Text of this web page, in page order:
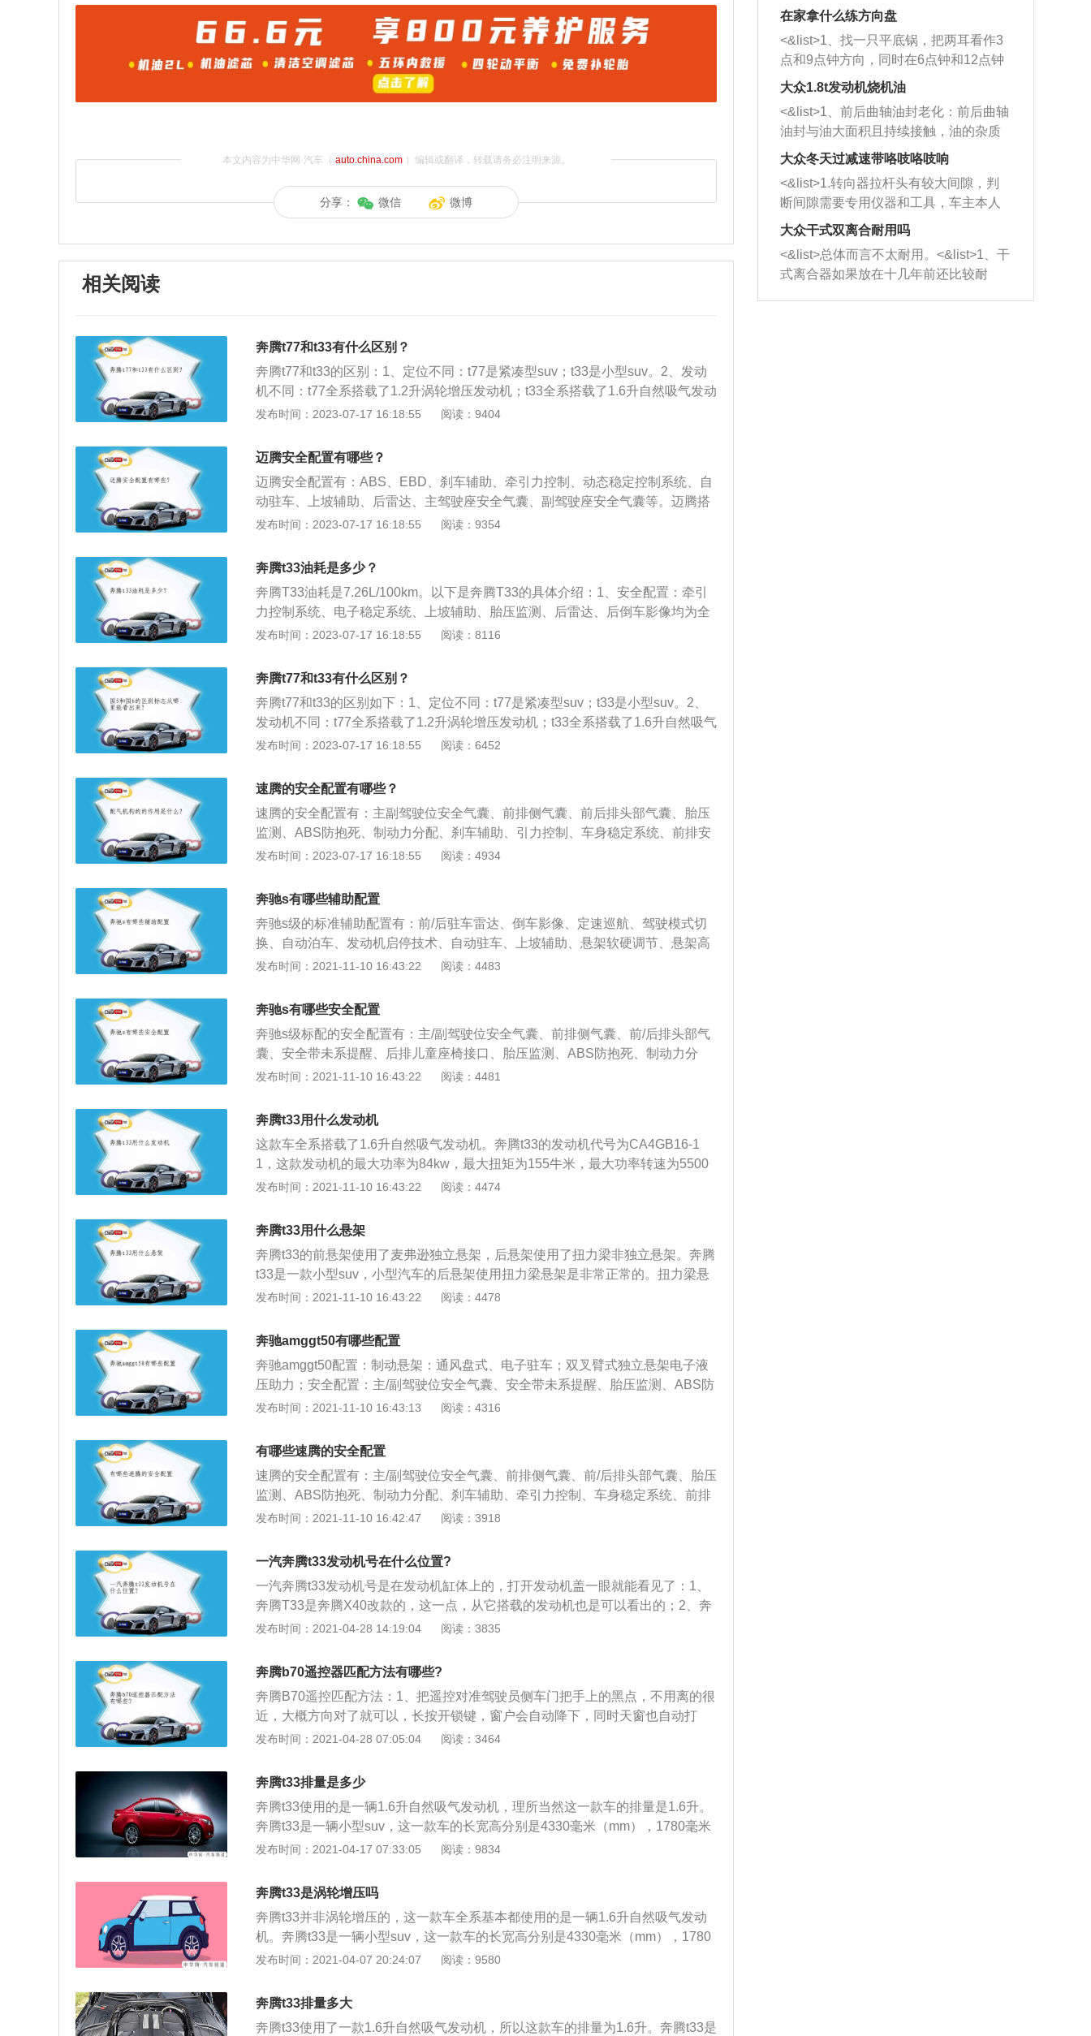
本文内容为中华网·汽车（ auto.china.com）编辑或翻译，转载请务必注明来源。
分享： 微信 微博
相关阅读
奔腾t77和t33有什么区别？
奔腾t77和t33的区别：1、定位不同：t77是紧凑型suv；t33是小型suv。2、发动
机不同：t77全系搭载了1.2升涡轮增压发动机；t33全系搭载了1.6升自然吸气发动
机。奔腾t77是新奔腾全新的产品序列“T”系列的首款车型，颠覆了奔腾以往的设
一款小型SUV，车身长宽高分别是4330mm、1780mm、1680mm，轴距是2600
发布时间：2023-07-17 16:18:55 阅读：9404
迈腾安全配置有哪些？
迈腾安全配置有：ABS、EBD、刹车辅助、牵引力控制、动态稳定控制系统、自
动驻车、上坡辅助、后雷达、主驾驶座安全气囊、副驾驶座安全气囊等。迈腾搭
载的这些安全配置是全系车型标配，在配置方面的表现非常优秀。迈腾车身百分
气囊，提升车辆的被动安全；可折叠的HUD平视显示系统，通过光线反射显示车
速、导航指示、辅助系统等各类警告信息。
发布时间：2023-07-17 16:18:55 阅读：9354
奔腾t33油耗是多少？
奔腾T33油耗是7.26L/100km。以下是奔腾T33的具体介绍：1、安全配置：牵引
力控制系统、电子稳定系统、上坡辅助、胎压监测、后雷达、后倒车影像均为全
系标配。除此以外，还有驾驶辅助方面的定速巡航、电子驻车、无钥匙启动、蓝
机，最大功率84kW（114PS），峰值扭矩155N·m，传动系统方面匹配5速手动
变速箱或爱信6速手自一体变速箱。
发布时间：2023-07-17 16:18:55 阅读：8116
奔腾t77和t33有什么区别？
奔腾t77和t33的区别如下：1、定位不同：t77是紧凑型suv；t33是小型suv。2、
发动机不同：t77全系搭载了1.2升涡轮增压发动机；t33全系搭载了1.6升自然吸气
发动机。3、车身尺寸不同：奔腾t77的车身长宽高分别是4525mm、1845mm、1
80mm，轴距为2600mm。
发布时间：2023-07-17 16:18:55 阅读：6452
速腾的安全配置有哪些？
速腾的安全配置有：主副驾驶位安全气囊、前排侧气囊、前后排头部气囊、胎压
监测、ABS防抱死、制动力分配、刹车辅助、引力控制、车身稳定系统、前排安
全带未系提醒、疲劳驾驶提示。2019款速腾的长宽高分别为4753mm、1800m
速巡航、驾驶模式切换、发动机启停、自动驻车、上坡辅助、全景天窗、发动机
电子防盗、内中控锁。
发布时间：2023-07-17 16:18:55 阅读：4934
奔驰s有哪些辅助配置
奔驰s级的标准辅助配置有：前/后驻车雷达、倒车影像、定速巡航、驾驶模式切
换、自动泊车、发动机启停技术、自动驻车、上坡辅助、悬架软硬调节、悬架高
低调节、空气悬架、可变转向比。在高配车型中，还有360度全景影像、全速自
有些国产车型，这种配置也就二十来万，为什么它会那么贵。这个问题是很好回
答的，奔驰的配件供应商和国内一些车型的供应商是一样的吗？显而易见是不一
样的。奔驰s级的驾驶体验还是非常棒的，因为有着众多辅助系统，这些辅助配置
的实用性是很强的。奔驰s级搭载2.0T和3.0T版本发动机，匹配9档手自一体变速
箱。2.0T版本发动机的最大输出功率为220千瓦，最大扭矩为400牛/米，最高时
L。3.0T版本发动机的最大输出功率为270千瓦，最大扭矩为480牛/米，最高时速
为250千米/小时，百公里加速时间为5.8秒，工信部公布的百公里综合油耗为8.3
L。
发布时间：2021-11-10 16:43:22 阅读：4483
奔驰s有哪些安全配置
奔驰s级标配的安全配置有：主/副驾驶位安全气囊、前排侧气囊、前/后排头部气
囊、安全带未系提醒、后排儿童座椅接口、胎压监测、ABS防抱死、制动力分
配、刹车辅助、牵引力控制、车身稳定控制、并线辅助、车道偏离预警系统、主
零胎压继续行驶等安全配置。对于这个价位，这个配置算是正常的配置，要不然
都对不起它的售价。奔驰s级在售车型的销售价格在84.28万到169.28万之间，价
格的跨度还是比较大的，选择性也就更强。奔驰s级在售车型的长、宽、高分别为
5259mm、1899mm、1497mm，轴距为3165mm。奔驰s级在售车型的外观设计
沿袭了家族式设计，有着强烈的豪华感和厚重感，商务气息非常重。前进气格栅
条进行装饰，散发着强烈的豪华气息。
发布时间：2021-11-10 16:43:22 阅读：4481
奔腾t33用什么发动机
这款车全系搭载了1.6升自然吸气发动机。奔腾t33的发动机代号为CA4GB16-1
1，这款发动机的最大功率为84kw，最大扭矩为155牛米，最大功率转速为5500
转每分钟，最大扭矩转速为3600转每分钟。这款发动机搭载了多点电喷技术，并
自一体变速箱。这款车的前悬架使用了麦弗逊独立悬架，后悬架使用了扭力梁非
独立悬架。奔腾t33是一款小型suv，这种小型suv的后悬架一般都会使用扭力梁非
独立悬架，因为小型suv的后面是没有足够的空间用来容纳多连杆独立悬架的。
多连杆独立悬架的结构复杂，并且这种悬架占用的空间也是很大的。奔腾t33的价
格是比较便宜的，这款车的指导价格为6.98万元到9.98万元。如果大家对这款车
车价格比较便宜，配置比较高，所以奔腾汽车的性价比还是不错的。并且奔腾汽
车的外观设计也是很好看的，suv是很多年轻消费者喜欢的车型，很多年轻消费
者在购车时首选就是suv。
发布时间：2021-11-10 16:43:22 阅读：4474
奔腾t33用什么悬架
奔腾t33的前悬架使用了麦弗逊独立悬架，后悬架使用了扭力梁非独立悬架。奔腾
t33是一款小型suv，小型汽车的后悬架使用扭力梁悬架是非常正常的。扭力梁悬
架的结构简单，体积小，这种悬架占用的空间也是比较小的。使用扭力梁后悬架
使用扭力梁悬架还可以降低整车的制造成本，这样可以降低车子的售价，提高市
场竞争力。麦弗逊悬架是应用最广泛的独立悬架，这种悬架的结构简单，体积
小，占用的空间也是比较小的。麦弗逊悬架只有一根L型控制臂，很多横置发动
机的汽车都会使用麦弗逊悬架，因为这种悬架是几乎不会占用发动机舱的空间
的。如果大家对奔腾t33感兴趣，可以去当地的奔腾4s店看车试驾。奔腾t33全系
题的。奔腾t33使用了两款变速箱，一款是5速手动变速箱，另一款是6at变速箱。
这套动力总成的可靠性耐用性也是比较好的。
发布时间：2021-11-10 16:43:22 阅读：4478
奔驰amggt50有哪些配置
奔驰amggt50配置：制动悬架：通风盘式、电子驻车；双叉臂式独立悬架电子液
压助力；安全配置：主/副驾驶位安全气囊、安全带未系提醒、胎压监测、ABS防
抱死、牵引力控制、车身稳定控制等；辅助配置：倒车影像、全速自适应巡航系
mggt50的前、后制动器类型均为通风盘式，驻车制动类型为电子驻车。2019奔
驰amggt50的前、后悬架均为双叉臂式独立悬架，助力方式为电子液压助力。2、
安全配置：主/副驾驶位安全气囊、前排侧气囊、前/后排头部气囊、安全带未系提
醒、后排儿童座椅接口、胎压监测、零胎压继续行驶、ABS防抱死、制动力分
配、刹车辅助、牵引力控制、车身稳定控制、主动刹车、疲劳驾驶提醒，并线辅
车雷达、倒车影像、全速自适应巡航系统、驾驶模式切换、自动泊车入位、发动
机启停技术、自动驻车、上坡辅助、悬架软硬调节、电动后备厢、无钥匙启动系
统、远程启动功能，360度全景影像和全车无钥匙进入功能是选装配置。
发布时间：2021-11-10 16:43:13 阅读：4316
有哪些速腾的安全配置
速腾的安全配置有：主/副驾驶位安全气囊、前排侧气囊、前/后排头部气囊、胎压
监测、ABS防抱死、制动力分配、刹车辅助、牵引力控制、车身稳定系统、前排
安全带未系提醒、疲劳驾驶提示等。速腾在售的车型只有2019款，2019年3月上
宽、高分别为4753mm、1800mm、1462mm，轴距为2731mm。2019款速腾采
用前置前驱的驱动模式，售价在9.59万到10.79万之间。2019款速腾的前后悬架
为麦弗逊式独立悬架和多连杆式独立悬架，助力结构为电动助力。2019款速腾的
辅助配置有：前/后倒车雷达、定速巡航、驾驶模式切换、发动机启停、自动驻
车、上坡辅助、全景天窗、发动机电子防盗、车内中控锁等。2019款速腾搭载1.
箱。1.2T发动机的最大输出动力为85千瓦，最大扭矩为175牛/米，最高车速为20
0千米/小时，百公里加速时间为11.3秒，工信部公布的百公里综合油耗为5.7L。1.
4T发动机的最大输出动力为110千瓦，最大扭矩为250牛/米，最高车速为220千
发布时间：2021-11-10 16:42:47 阅读：3918
一汽奔腾t33发动机号在什么位置?
一汽奔腾t33发动机号是在发动机缸体上的，打开发动机盖一眼就能看见了：1、
奔腾T33是奔腾X40改款的，这一点，从它搭载的发动机也是可以看出的；2、奔
腾T33将使用和X40一样的1.6L自然吸气发动机，是四缸的，型号是CA4GB16，
仅有155牛米；3、比较可惜的是奔腾T33的这台发动机只满足了国V排放标准，
还不满足国六排放，动力表现一般般吧，114马力对于日常代步来说还是够使用
了，而且新车作为小型SUV，肯定是带的动的；4、这台发动机有个好处就是省
油些，而且可靠性也是很不错的，市场上使用了有些年头了，口碑也不错。
发布时间：2021-04-28 14:19:04 阅读：3835
奔腾b70遥控器匹配方法有哪些?
奔腾B70遥控匹配方法：1、把遥控对准驾驶员侧车门把手上的黑点，不用离的很
近，大概方向对了就可以，长按开锁键，窗户会自动降下，同时天窗也自动打
开；2、相反，当车窗是开启状态时，长按住锁车键，窗户和天窗会自动关闭；
地一直按住钥匙的按键。这个功能的目的是方便车主在夏天提前开窗放热气，或
者忘了关窗也不必回车内插上钥匙再关窗，还是很实用的。
发布时间：2021-04-28 07:05:04 阅读：3464
奔腾t33排量是多少
奔腾t33使用的是一辆1.6升自然吸气发动机，理所当然这一款车的排量是1.6升。
奔腾t33是一辆小型suv，这一款车的长宽高分别是4330毫米（mm），1780毫米
（mm），1680毫米（mm），轴距为2600毫米（mm）。奔腾t33是一辆五门五
500转每分钟，最大扭矩为155牛米，最大扭矩转速为3600转每分钟。这款发动
机配备了多点电喷技术，而且使用的是铝合金缸盖和铸铁缸体。 铸铁缸体虽然重
量更高，不过铸铁缸体可以承受更高的温度和压力，理所当然铸铁缸体的可靠性
耐用性是更好的。 与这款发动机匹配的是5速手动变速器或6at变速器。使用6at
变速器可以提高汽车的换挡平顺性和燃油合理性。 而且6at变速器的可靠性耐用
梁非独立悬架。 后悬架使用扭力梁可以扩大后排的乘座空间和后备箱空间。 空间
对小型suv来说是十分至关重要的。 而且后悬架使用扭力梁可以下降整车的制引
发布时间：2021-04-17 07:33:05 阅读：9834
奔腾t33是涡轮增压吗
奔腾t33并非涡轮增压的，这一款车全系基本都使用的是一辆1.6升自然吸气发动
机。奔腾t33是一辆小型suv，这一款车的长宽高分别是4330毫米（mm），1780
毫米（mm），1680毫米（mm），轴距为2600毫米（mm）。 奔腾t33的1.6升自
牛米，最大扭矩转速为3600转每分钟。 这款发动机配备了多点电喷技术，而且使
用的是铝合金缸盖和铸铁缸体。 铸铁缸体可以承受更高的温度和压力，理所当然
发布时间：2021-04-07 20:24:07 阅读：9580
奔腾t33排量多大
奔腾t33使用了一款1.6升自然吸气发动机，所以这款车的排量为1.6升。奔腾t33是
者是细棍，直接将杂物给取出来，如果
堵塞情况比较严重，也可以采取应急措
施。 <&list>2、直接利用木棍将所有的
杂物推到排气管里面的位置处，然后将
三元催化器拆解开，就可以将堵塞的东
西取出来。但如果是因为积碳过多引起
的堵塞，就需要将三元催化器泡在草酸
洗剂对堵塞的情况得到解决，将清洗剂
放在燃油箱中，与燃油混合后，车辆启
动时，就可以和汽油一起进入到燃烧
室，最后形成废气排出，就可以让三元
催化器得到清洗，排气管堵塞的情况就
能够得到解决。
在家拿什么练方向盘
<&list>1、找一只平底锅，把两耳看作3
点和9点钟方向，同时在6点钟和12点钟
方向做一个标记。 <&list>2、双手握住
一圈半的练习，往右同样也要打相同的
圈数。 <&list>3、最后强调要反复练
习，这样就可以形成肌肉记忆，在真实
驾驶车辆时，不需要记忆也能打好方
向。
大众1.8t发动机烧机油
<&list>1、前后曲轴油封老化：前后曲轴
油封与油大面积且持续接触，油的杂质
和发动机内持续温度变化使其密封效果
逐渐减弱，导致渗油或漏油。<&list>2、
活塞间隙过大：积碳会使活塞环与缸体
的间隙扩大，导致机油流入燃烧室中，
造成烧机油。<&list>3、机油粘度。使用
机油粘度过小的话，同样会有烧机油现
象，机油粘度过小具有很好的流动性，
大众冬天过减速带咯吱咯吱响
<&list>1.转向器拉杆头有较大间隙，判
断间隙需要专用仪器和工具，车主本人
无法制作，需要将车辆送到修理厂或4s
店；<&list>2.车辆半轴套管防尘罩破
裂，破裂后会出现漏油现象，使半轴磨
损严重，磨损的半轴容易损坏，产生异
响；<&list>3.稳定器的转向胶套和球头
大众干式双离合耐用吗
<&list>总体而言不太耐用。<&list>1、干
式离合器如果放在十几年前还比较耐